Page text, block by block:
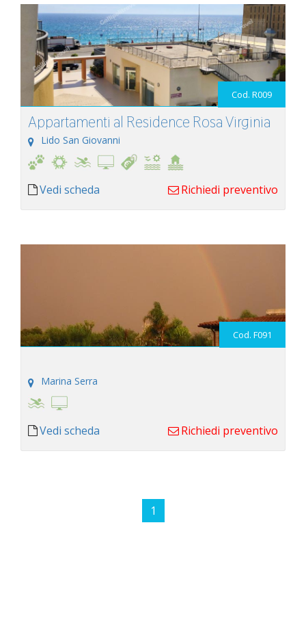
Cod. R009
Appartamenti al Residence Rosa Virginia
Lido San Giovanni
Vedi scheda Richiedi preventivo
Cod. F091
Marina Serra
Vedi scheda Richiedi preventivo
1